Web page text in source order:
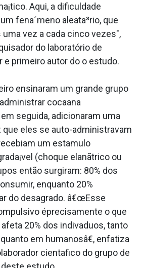
Aqui, a dificuldade
fena´meno aleata³rio, que
uma vez a cada cinco vezes",
do laboratório de
primeiro autor do o estudo.
ensinaram um grande grupo
cocaa­na
seguida, adicionaram uma
que eles se auto-administravam
um esta­mulo
(choque elanãtrico ou
então surgiram: 80% dos
enquanto 20%
do desagrado. â€œEsse
éprecisamente o que
20% dos indiva­duos, tanto
em humanosâ€, enfatiza
cienta­fico do grupo de